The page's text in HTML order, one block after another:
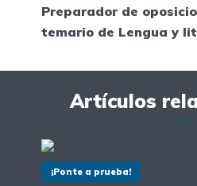
Preparador de
temario de Lengua y
Artículos
¡Ponte a prueba!